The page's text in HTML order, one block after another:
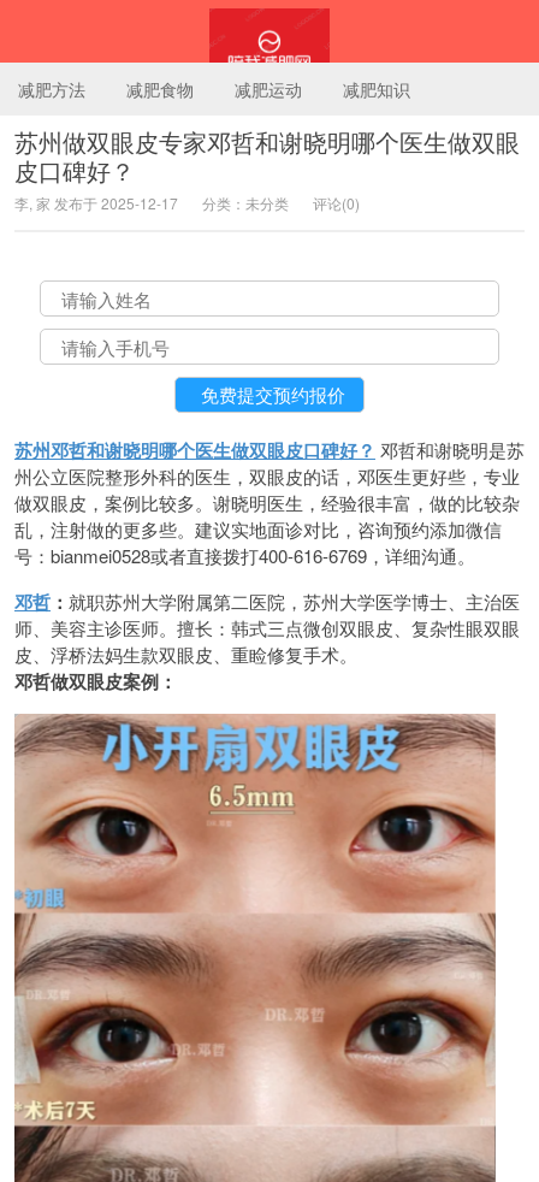
减肥方法 减肥食物 减肥运动 减肥知识
苏州做双眼皮专家邓哲和谢晓明哪个医生做双眼
皮口碑好？
李, 家 发布于 2025-12-17 分类：未分类 评论(0)
苏州邓哲和谢晓明哪个医生做双眼皮口碑好？ 邓哲和谢晓明是苏
州公立医院整形外科的医生，双眼皮的话，邓医生更好些，专业
做双眼皮，案例比较多。谢晓明医生，经验很丰富，做的比较杂
乱，注射做的更多些。建议实地面诊对比，咨询预约添加微信
号：bianmei0528或者直接拨打400-616-6769，详细沟通。
邓哲 ： 就职苏州大学附属第二医院，苏州大学医学博士、主治医
师、美容主诊医师。擅长：韩式三点微创双眼皮、复杂性眼双眼
皮、浮桥法妈生款双眼皮、重睑修复手术。
邓哲做双眼皮案例：